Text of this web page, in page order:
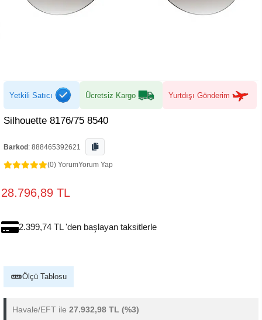
Yetkili Satıcı Ücretsiz Kargo Yurtdışı Gönderim
Silhouette 8176/75 8540
Barkod : 888465392621
(0) YorumYorum Yap
28.796,89 TL
2.399,74 TL 'den başlayan taksitlerle
Ölçü Tablosu
Havale/EFT ile 27.932,98 TL (%3)